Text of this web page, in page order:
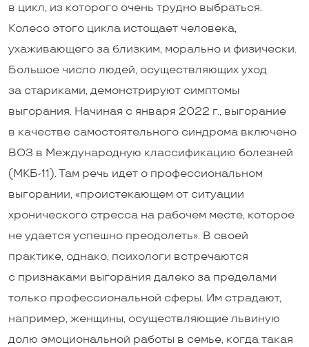
в цикл, из которого очень трудно выбраться.
Колесо этого цикла истощает человека,
ухаживающего за близким, морально и физически.
Большое число людей, осуществляющих уход
за стариками, демонстрируют симптомы
выгорания. Начиная с января 2022 г., выгорание
в качестве самостоятельного синдрома включено
ВОЗ в Международную классификацию болезней
(МКБ-11). Там речь идет о профессиональном
выгорании, «проистекающем от ситуации
хронического стресса на рабочем месте, которое
не удается успешно преодолеть». В своей
практике, однако, психологи встречаются
с признаками выгорания далеко за пределами
только профессиональной сферы. Им страдают,
например, женщины, осуществляющие львиную
долю эмоциональной работы в семье, когда такая